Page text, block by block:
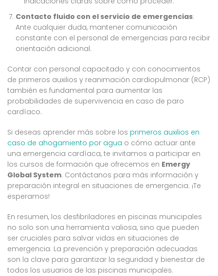
Contacto fluido con el servicio de emergencias:
Ante cualquier duda, mantener comunicación
constante con el personal de emergencias para recibir
orientación adicional.
Contar con personal capacitado y con conocimientos
de primeros auxilios y reanimación cardiopulmonar (RCP)
también es fundamental para aumentar las
probabilidades de supervivencia en caso de paro
cardíaco.
Si deseas aprender más sobre los primeros auxilios en
caso de ahogamiento por agua o cómo actuar ante
una emergencia cardíaca, te invitamos a participar en
los cursos de formación que ofrecemos en Emergy
Global System. Contáctanos para más información y
preparación integral en situaciones de emergencia. ¡Te
esperamos!
En resumen, los desfibriladores en piscinas municipales
no solo son una herramienta valiosa, sino que pueden
ser cruciales para salvar vidas en situaciones de
emergencia. La prevención y preparación adecuadas
son la clave para garantizar la seguridad y bienestar de
todos los usuarios de las piscinas municipales.